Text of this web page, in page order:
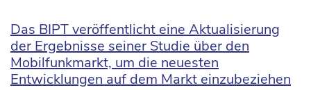
Das BIPT veröffentlicht eine Aktualisierung
der Ergebnisse seiner Studie über den
Mobilfunkmarkt, um die neuesten
Entwicklungen auf dem Markt einzubeziehen